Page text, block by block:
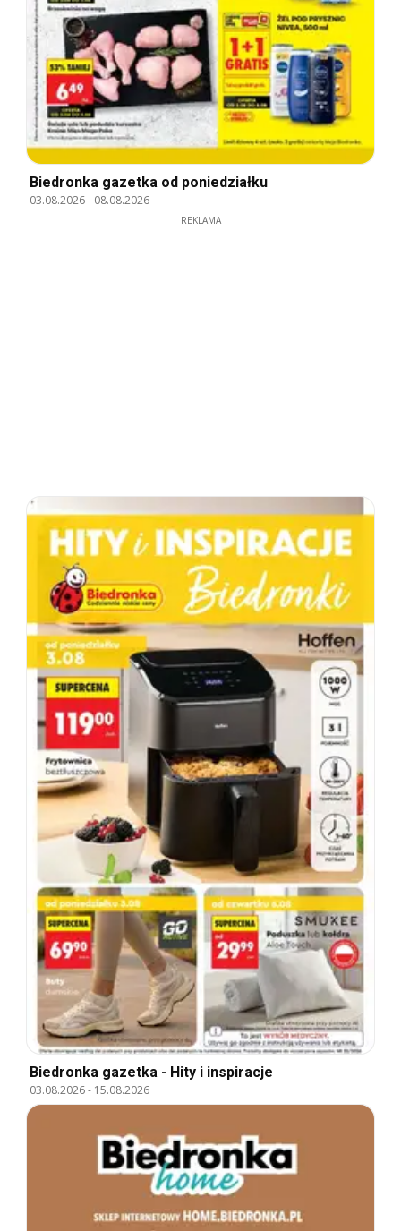
Biedronka gazetka od poniedziałku
03.08.2026- 08.08.2026
REKLAMA
Biedronka gazetka - Hity i inspiracje
03.08.2026- 15.08.2026